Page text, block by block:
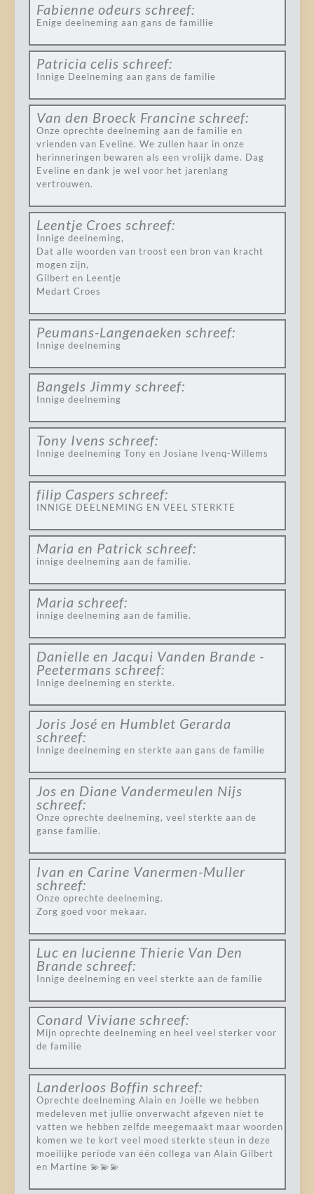
Fabienne odeurs schreef:
Enige deelneming aan gans de famillie
Patricia celis schreef:
Innige Deelneming aan gans de familie
Van den Broeck Francine schreef:
Onze oprechte deelneming aan de familie en
vrienden van Eveline. We zullen haar in onze
herinneringen bewaren als een vrolijk dame. Dag
Eveline en dank je wel voor het jarenlang
vertrouwen.
Leentje Croes schreef:
Innige deelneming,
Dat alle woorden van troost een bron van kracht
mogen zijn,
Gilbert en Leentje
Medart Croes
Peumans-Langenaeken schreef:
Innige deelneming
Bangels Jimmy schreef:
Innige deelneming
Tony Ivens schreef:
Innige deelneming Tony en Josiane Ivenq-Willems
filip Caspers schreef:
INNIGE DEELNEMING EN VEEL STERKTE
Maria en Patrick schreef:
innige deelneming aan de familie.
Maria schreef:
innige deelneming aan de familie.
Danielle en Jacqui Vanden Brande -
Peetermans schreef:
Innige deelneming en sterkte.
Joris José en Humblet Gerarda
schreef:
Innige deelneming en sterkte aan gans de familie
Jos en Diane Vandermeulen Nijs
schreef:
Onze oprechte deelneming, veel sterkte aan de
ganse familie.
Ivan en Carine Vanermen-Muller
schreef:
Onze oprechte deelneming.
Zorg goed voor mekaar.
Luc en lucienne Thierie Van Den
Brande schreef:
Innige deelneming en veel sterkte aan de familie
Conard Viviane schreef:
Mijn oprechte deelneming en heel veel sterker voor
de familie
Landerloos Boffin schreef:
Oprechte deelneming Alain en Joëlle we hebben
medeleven met jullie onverwacht afgeven niet te
vatten we hebben zelfde meegemaakt maar woorden
komen we te kort veel moed sterkte steun in deze
moeilijke periode van één collega van Alain Gilbert
en Martine 💫💫💫